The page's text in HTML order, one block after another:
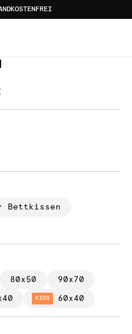
Strohsterne blau
Bettkissen
80x50 90x70
KIDS 60x40